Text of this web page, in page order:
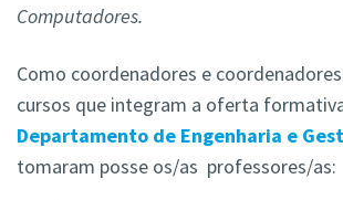
Computadores.
Como coordenadores e
cursos que integram a oferta
Departamento de Engenharia e
tomaram posse os/as professores/as: